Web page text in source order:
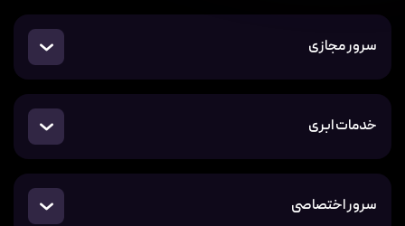
سرور مجازی
خدمات ابری
سرور اختصاصی